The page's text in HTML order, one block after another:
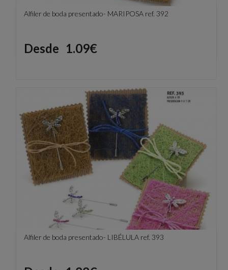
Alfiler de boda presentado- MARIPOSA ref. 392
Precio
Desde 1.09€
Alfiler de boda presentado- LIBÉLULA ref. 393